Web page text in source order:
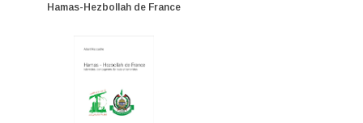
Hamas-Hezbollah de France